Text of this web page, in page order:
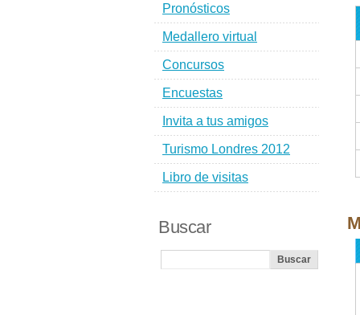
Pronósticos
Medallero virtual
Concursos
Encuestas
Invita a tus amigos
Turismo Londres 2012
Libro de visitas
Buscar